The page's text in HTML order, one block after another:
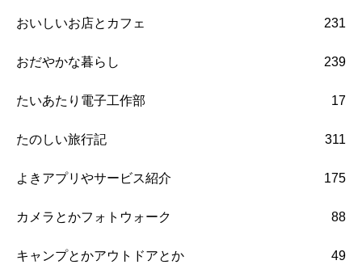
おいしいお店とカフェ 231
おだやかな暮らし 239
たいあたり電子工作部 17
たのしい旅行記 311
よきアプリやサービス紹介 175
カメラとかフォトウォーク 88
キャンプとかアウトドアとか 49